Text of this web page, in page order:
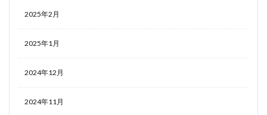
2025年2月
2025年1月
2024年12月
2024年11月